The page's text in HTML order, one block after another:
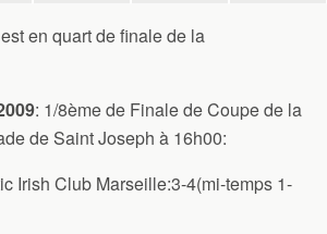
en quart de finale de la
: 1/8ème de Finale de Coupe de la
de Saint Joseph à 16h00:
Irish Club Marseille:3-4(mi-temps 1-